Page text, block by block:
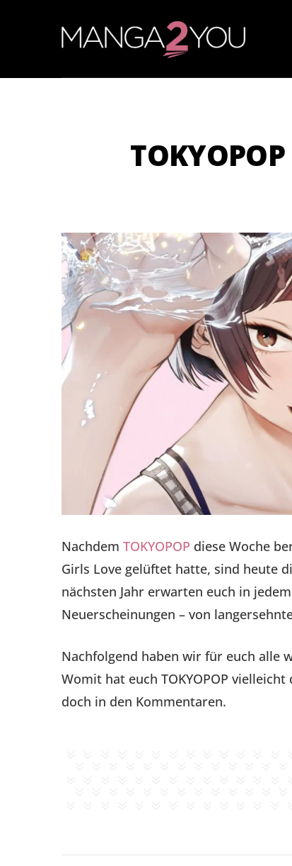
Nachdem TOKYOPOP diese Woche
Girls Love gelüftet hatte, sind heute
nächsten Jahr erwarten euch in
Neuerscheinungen – von
Nachfolgend haben wir für euch alle
Womit hat euch TOKYOPOP
doch in den Kommentaren.